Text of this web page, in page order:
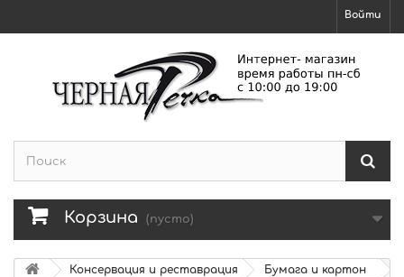
Войти
Корзина (пусто)
Консервация и реставрация
Бумага и картон